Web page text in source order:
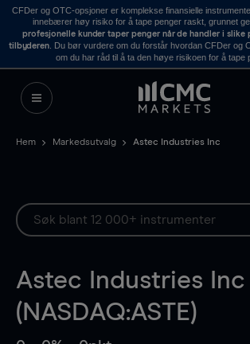
CFDer og OTC-opsjoner er komplekse finansielle
innebærer høy risiko for å tape penger raskt, grunnet
profesjonelle kunder taper penger når de handler i slike
tilbyderen . Du bør vurdere om du forstår hvordan CFDer og
om du har råd til å ta den høye risikoen for å tape
Hem Markedsutvalg Astec Industries Inc
Astec Industries Inc
(NASDAQ:ASTE)